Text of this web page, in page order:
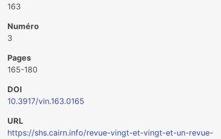
163
Numéro
3
Pages
165-180
DOI
10.3917/vin.163.0165
URL
https://shs.cairn.info/revue-vingt-et-vingt-et-un-revue-